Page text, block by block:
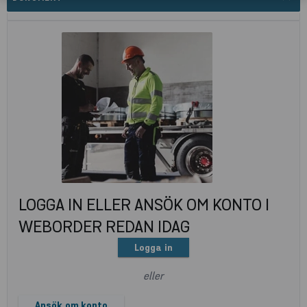
LOGGA IN ELLER ANSÖK OM KONTO I
WEBORDER REDAN IDAG
Logga in
eller